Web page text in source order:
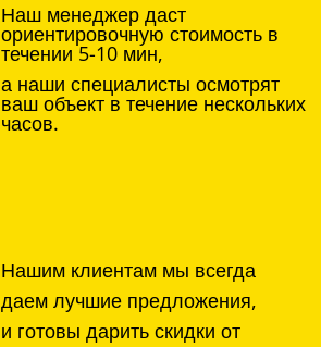
Наш менеджер даст
ориентировочную стоимость в
течении 5-10 мин,
а наши специалисты осмотрят
ваш объект в течение нескольких
часов.
Нашим клиентам мы всегда
даем лучшие предложения,
и готовы дарить скидки от